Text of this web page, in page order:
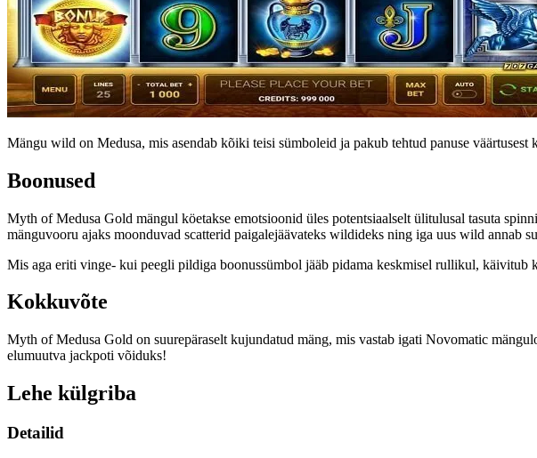
Mängu wild on Medusa, mis asendab kõiki teisi sümboleid ja pakub tehtud panuse
Boonused
Myth of Medusa Gold mängul köetakse emotsioonid üles potentsiaalselt ülitulusal tasuta
mänguvooru ajaks moonduvad scatterid paigalejäävateks wildideks ning iga uus wild annab
Mis aga eriti vinge- kui peegli pildiga boonussümbol jääb pidama keskmisel rullikul,
Kokkuvõte
Myth of Medusa Gold on suurepäraselt kujundatud mäng, mis vastab igati Novomatic
elumuutva jackpoti võiduks!
Lehe külgriba
Detailid